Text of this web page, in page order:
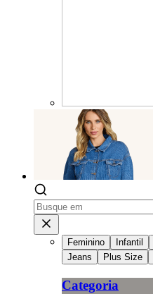
Feminino Infantil
Jeans
Plus Size
Categoria